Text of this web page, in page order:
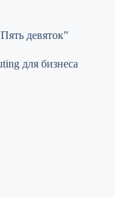
девяток”
для бизнеса